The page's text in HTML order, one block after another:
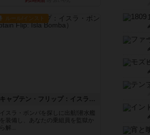
ルール/インスト
キャプテン・フリップ：イスラ・ボンバ
イスラ・ボンバを探しに出航!潜水艦
を装備し、あなたの乗組員を監獄か
ら解...